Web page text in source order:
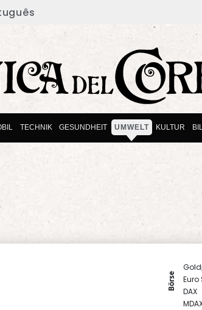
TECHNIK GESUNDHEIT UMWELT KULTUR
Börse
Euro
DAX